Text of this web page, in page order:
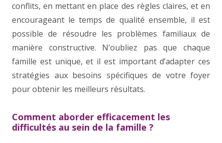
conflits, en mettant en place des règles claires, et en
encourageant le temps de qualité ensemble, il est
possible de résoudre les problèmes familiaux de
manière constructive. N’oubliez pas que chaque
famille est unique, et il est important d’adapter ces
stratégies aux besoins spécifiques de votre foyer
pour obtenir les meilleurs résultats.
Comment aborder efficacement les
difficultés au sein de la famille ?